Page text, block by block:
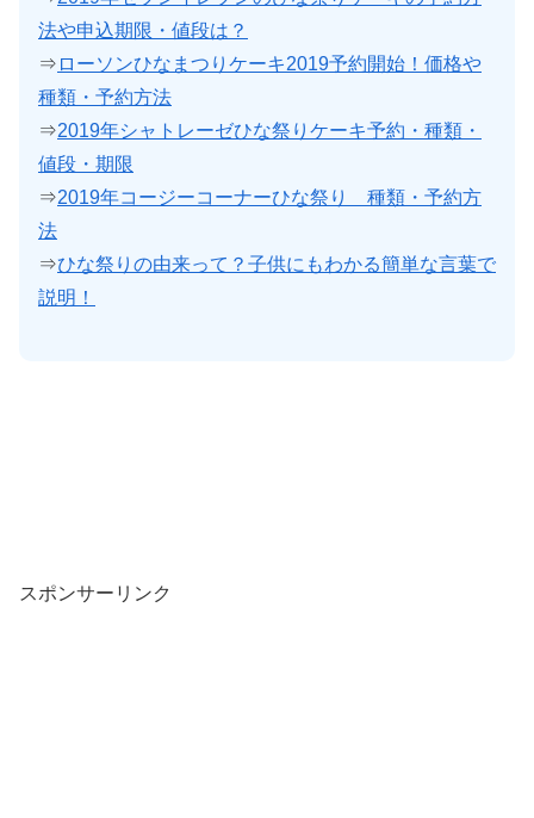
法や申込期限・値段は？
⇒ ローソンひなまつりケーキ2019予約開始！価格や
種類・予約方法
⇒2019年シャトレーゼひな祭りケーキ予約・種類・
値段・期限
⇒2019年コージーコーナーひな祭り 種類・予約方
法
⇒ひな祭りの由来って？子供にもわかる簡単な言葉で
説明！
スポンサーリンク